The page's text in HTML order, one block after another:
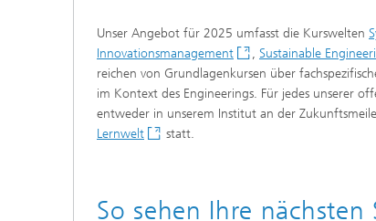
Unser Angebot für 2025 umfasst die Kurswelten
Innovationsmanagement
, Sustainable
reichen von Grundlagenkursen über
im Kontext des Engineerings. Für jedes unserer
entweder in unserem Institut an der
Lernwelt
statt.
So sehen Ihre nächsten